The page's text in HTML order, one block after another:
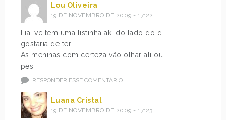
Lou Oliveira
19 DE NOVEMBRO DE 2009 - 17:22
Lia, vc tem uma listinha aki do lado do q
gostaria de ter…
As meninas com certeza vão olhar ali ou
pes
RESPONDER ESSE COMENTÁRIO
Luana Cristal
19 DE NOVEMBRO DE 2009 - 17:23